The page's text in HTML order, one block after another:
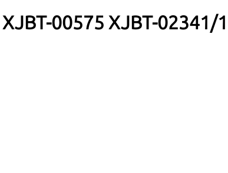
00575 XJBT-02341/